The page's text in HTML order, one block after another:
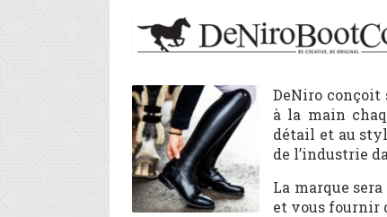
DeNiro conçoit
à la main
détail et au
de l’industrie
La marque
et vous fournir